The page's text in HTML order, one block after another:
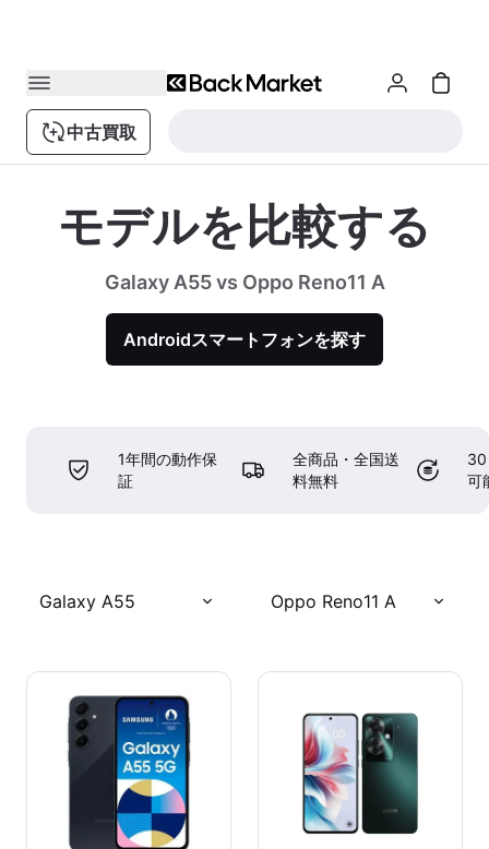
中古買取
モデルを比較する
Galaxy A55 vs Oppo Reno11 A
Androidスマートフォンを探す
1年間の動作保
証
全商品・全国送
料無料
30
可
Galaxy A55 Oppo Reno11 A